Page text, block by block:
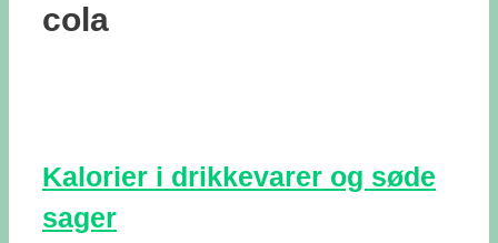
cola
Kalorier i drikkevarer og søde
sager